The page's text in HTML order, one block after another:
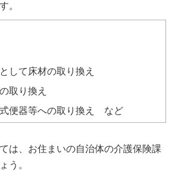
。
して床材の取り換え
取り換え
便器等への取り換え など
は、お住まいの自治体の介護保険課
う。